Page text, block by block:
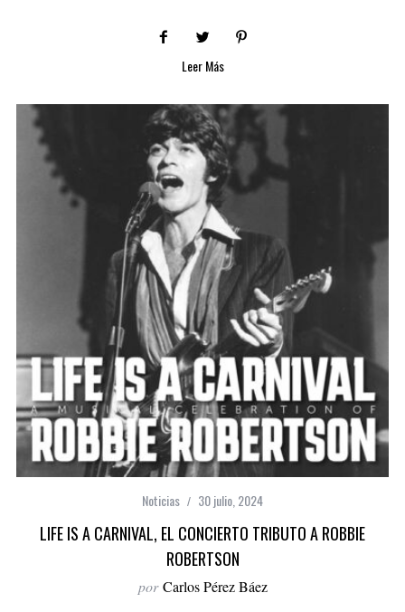
Leer Más
Noticias 30 julio, 2024
LIFE IS A CARNIVAL, EL CONCIERTO TRIBUTO A ROBBIE
ROBERTSON
por Carlos Pérez Báez